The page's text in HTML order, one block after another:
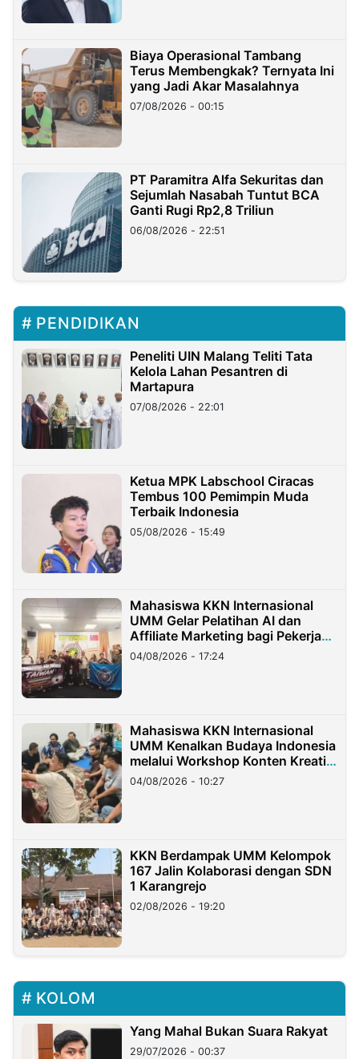
Biaya Operasional Tambang
Terus Membengkak? Ternyata Ini
yang Jadi Akar Masalahnya
07/08/2026 - 00:15
PT Paramitra Alfa Sekuritas dan
Sejumlah Nasabah Tuntut BCA
Ganti Rugi Rp2,8 Triliun
06/08/2026 - 22:51
PENDIDIKAN
Peneliti UIN Malang Teliti Tata
Kelola Lahan Pesantren di
Martapura
07/08/2026 - 22:01
Ketua MPK Labschool Ciracas
Tembus 100 Pemimpin Muda
Terbaik Indonesia
05/08/2026 - 15:49
Mahasiswa KKN Internasional
UMM Gelar Pelatihan AI dan
Affiliate Marketing bagi Pekerja
Migran Indonesia di Taiwan
04/08/2026 - 17:24
Mahasiswa KKN Internasional
UMM Kenalkan Budaya Indonesia
melalui Workshop Konten Kreatif
di Taiwan
04/08/2026 - 10:27
KKN Berdampak UMM Kelompok
167 Jalin Kolaborasi dengan SDN
1 Karangrejo
02/08/2026 - 19:20
KOLOM
Yang Mahal Bukan Suara Rakyat
29/07/2026 - 00:37